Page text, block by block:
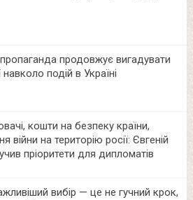
продовжує вигадувати
навколо подій в Україні
кошти на безпеку країни,
війни на територію росії: Євгеній
пріоритети для дипломатів
вибір — це не гучний крок,